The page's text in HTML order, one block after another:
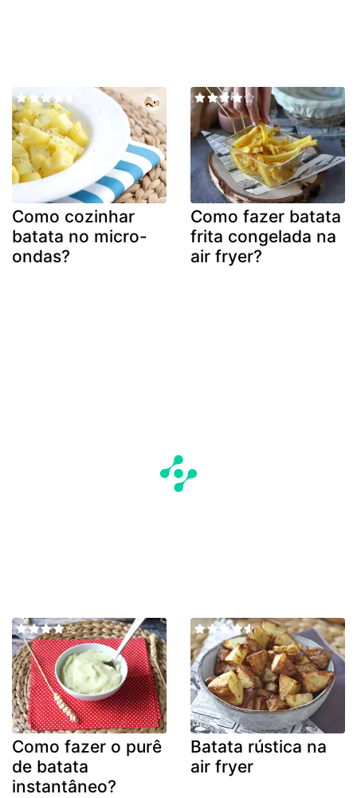
Como cozinhar
batata no micro-
ondas?
Como fazer batata
frita congelada na
air fryer?
Como fazer o purê
de batata
instantâneo?
Batata rústica na
air fryer